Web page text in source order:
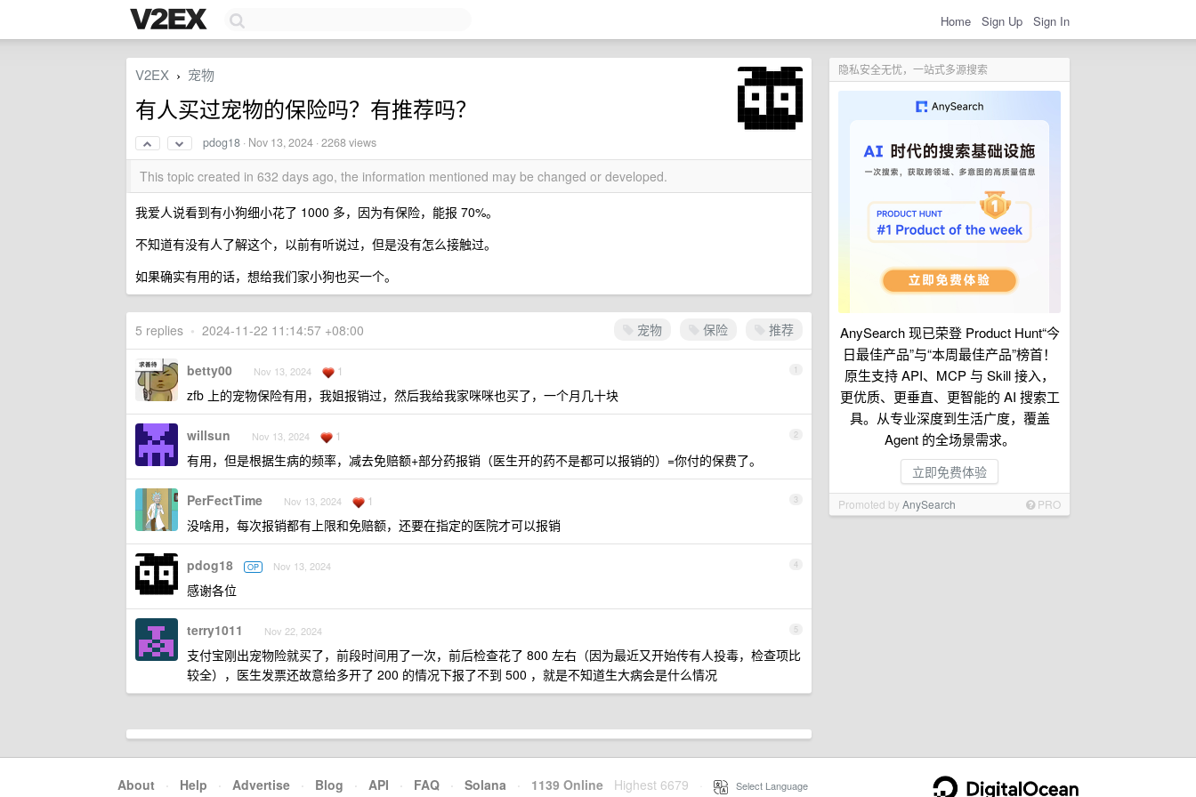
Home Sign Up Sign In
隐私安全无忧，一站式多源搜索
AnySearch 现已荣登 Product Hunt“今
日最佳产品”与“本周最佳产品”榜首！
原生支持 API、MCP 与 Skill 接入，
更优质、更垂直、更智能的 AI 搜索工
具。从专业深度到生活广度，覆盖
Agent 的全场景需求。
立即免费体验
Promoted byAnySearch PRO
V2EX › 宠物
有人买过宠物的保险吗？有推荐吗？
pdog18 · Nov 13, 2024 · 2268 views
This topic created in 632 days ago, the information mentioned may be changed or developed.
我爱人说看到有小狗细小花了 1000 多，因为有保险，能报 70%。
不知道有没有人了解这个，以前有听说过，但是没有怎么接触过。
如果确实有用的话，想给我们家小狗也买一个。
宠物 保险 推荐
5 replies • 2024-11-22 11:14:57 +08:00
1
betty00 Nov 13, 2024 1
zfb 上的宠物保险有用，我姐报销过，然后我给我家咪咪也买了，一个月几十块
2
willsun Nov 13, 2024 1
有用，但是根据生病的频率，减去免赔额+部分药报销（医生开的药不是都可以报销的）=你付的保费了。
3
PerFectTime Nov 13, 2024 1
没啥用，每次报销都有上限和免赔额，还要在指定的医院才可以报销
4
pdog18 OP Nov 13, 2024
感谢各位
5
terry1011 Nov 22, 2024
支付宝刚出宠物险就买了，前段时间用了一次，前后检查花了 800 左右（因为最近又开始传有人投毒，检查项比
较全），医生发票还故意给多开了 200 的情况下报了不到 500 ，就是不知道生大病会是什么情况
About · Help · Advertise · Blog · API · FAQ · Solana · 1139 Online Highest 6679 Select Language